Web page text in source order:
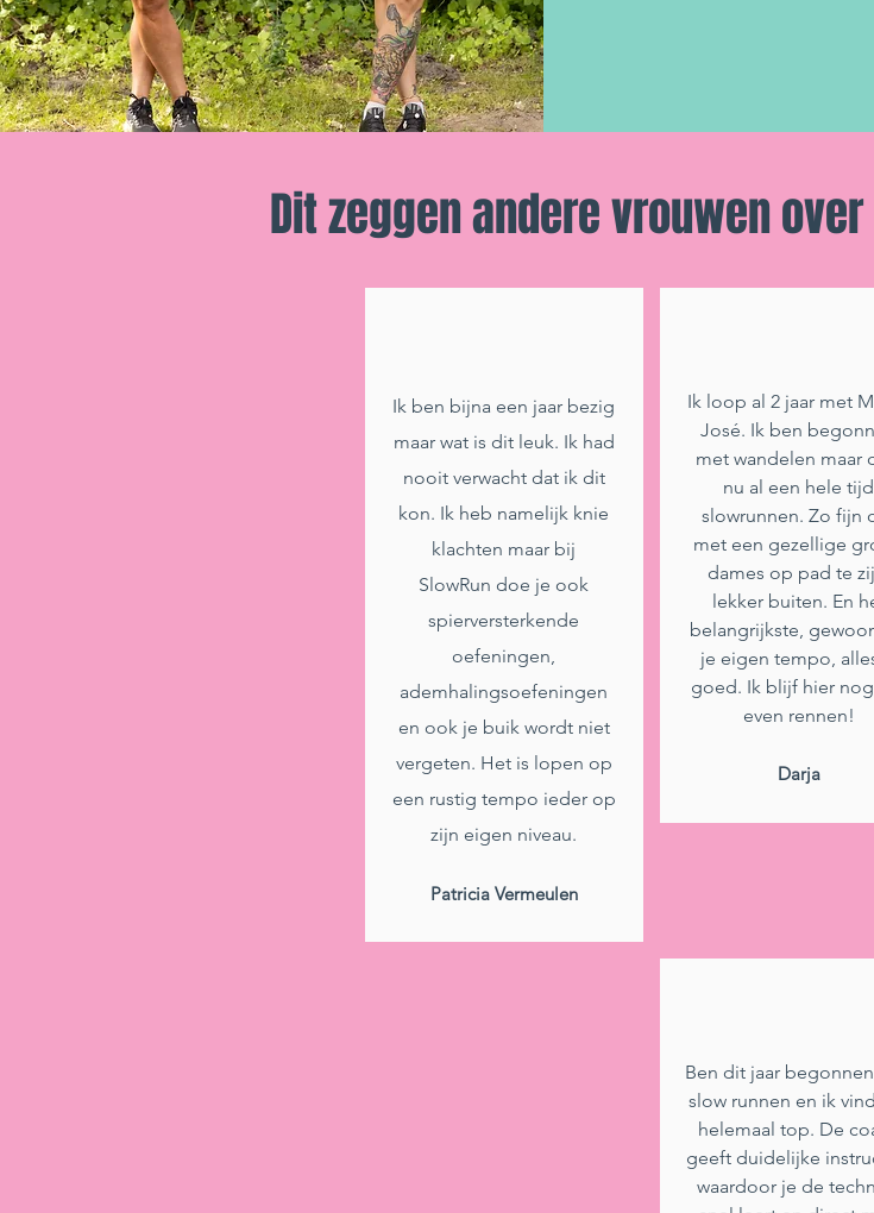
Dit zeggen andere vrouwen
Ik ben bijna een jaar bezig
maar wat is dit leuk. Ik had
nooit verwacht dat ik dit
kon. Ik heb namelijk knie
klachten maar bij
SlowRun doe je ook
spierversterkende
oefeningen,
ademhalingsoefeningen
en ook je buik wordt niet
vergeten. Het is lopen op
een rustig tempo ieder op
zijn eigen niveau.
Patricia Vermeulen
Ik loop al 2 jaar met
José. Ik ben
met wandelen maar
nu al een hele tijd
slowrunnen. Zo fijn
met een gezellige
dames op pad te
lekker buiten. En
belangrijkste,
je eigen tempo,
goed. Ik blijf hier
even rennen!
Darja
Ben dit jaar
slow runnen en ik
helemaal top. De
geeft duidelijke
waardoor je de